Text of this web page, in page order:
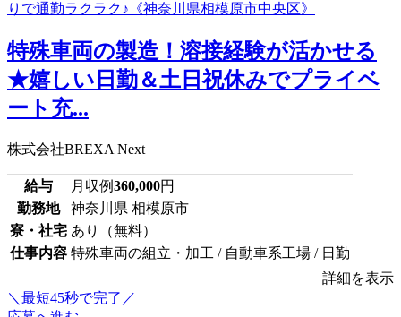
特殊車両の製造！溶接経験が活かせる
★嬉しい日勤＆土日祝休みでプライベ
ート充...
株式会社BREXA Next
給与 月収例360,000円
勤務地
神奈川県 相模原市
寮・社宅 あり（無料）
仕事内容 特殊車両の組立・加工 / 自動車系工場 / 日勤
詳細を表示
＼最短45秒で完了／